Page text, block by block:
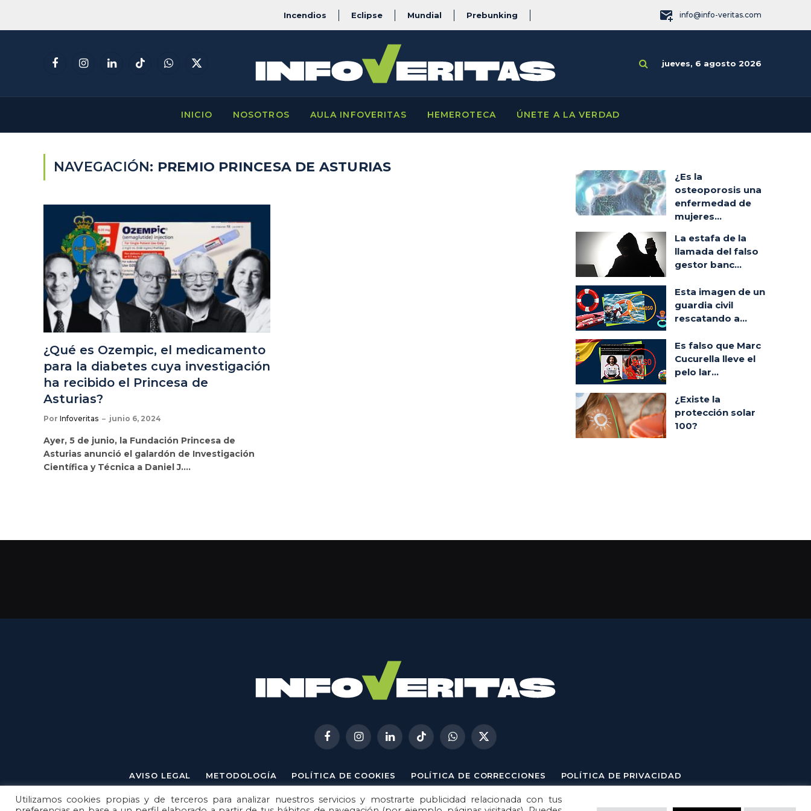
Incendios Eclipse Mundial Prebunking info@info-veritas.com
FacebookInstagramLinkedInTikTokWhatsApp
X
jueves, 6 agosto 2026
INICIO NOSOTROS AULA INFOVERITAS HEMEROTECA ÚNETE A LA VERDAD
NAVEGACIÓN: PREMIO PRINCESA DE ASTURIAS
¿Qué es Ozempic, el medicamento
para la diabetes cuya investigación
ha recibido el Princesa de
Asturias?
Por Infoveritas junio 6, 2024
Ayer, 5 de junio, la Fundación Princesa de
Asturias anunció el galardón de Investigación
Científica y Técnica a Daniel J.…
¿Es la
osteoporosis una
enfermedad de
mujeres...
La estafa de la
llamada del falso
gestor banc...
Esta imagen de un
guardia civil
rescatando a...
Es falso que Marc
Cucurella lleve el
pelo lar...
¿Existe la
protección solar
100?
FacebookInstagramLinkedInTikTokWhatsApp
X
(Twitter)
AVISO LEGAL METODOLOGÍA POLÍTICA DE COOKIES POLÍTICA DE CORRECCIONES POLÍTICA DE PRIVACIDAD
© 2026 Metech. Todos los derechos reservados.
Utilizamos cookies propias y de terceros para analizar nuestros servicios y mostrarte publicidad relacionada con tus